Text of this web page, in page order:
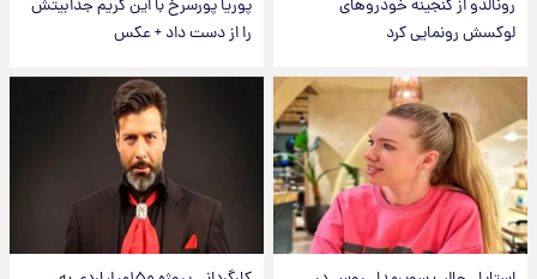
رونالدو از گنجینه خودروهای
لوکسش رونمایی کرد
پوریا پورسرخ با این گریم جذابیتش
را از دست داد + عکس